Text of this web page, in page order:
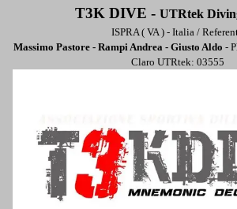
T3K DIVE - UTRtek
ISPRA ( VA ) - Italia /
Massimo Pastore - Rampi Andrea - Giusto Aldo -
Claro UTRtek: 03555